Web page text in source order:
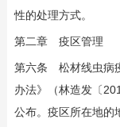
性的处理方式。
第二章 疫区管理
第六条 松材线虫病
办法》（林造发〔
公布。疫区所在地的